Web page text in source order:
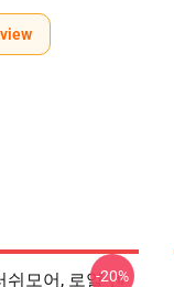
쉬모어, 로얄 덴
-20%